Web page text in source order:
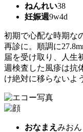
ねんれい38
妊娠週9w4d
初期で心配な時期な
再診に。順調に
届を受け取り、人生
週検査した風疹は抗
け絶対に移らないよ
おなまえ みおん